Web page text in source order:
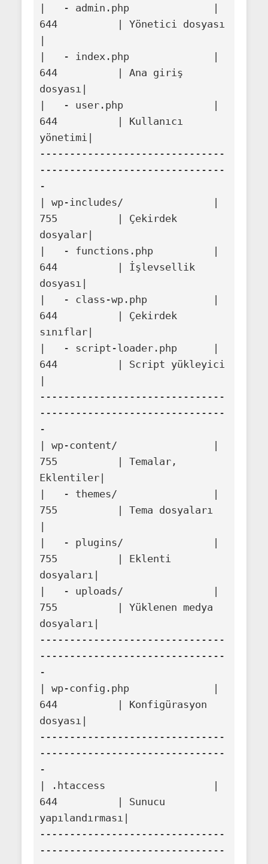
|   - admin.php              |
644          | Yönetici dosyası
|   - index.php              |
644          | Ana giriş
dosyası|
|   - user.php               |
644          | Kullanıcı
yönetimi|
-------------------------------
-------------------------------
-
| wp-includes/               |
755          | Çekirdek
dosyalar|
|   - functions.php          |
644          | İşlevsellik
dosyası|
|   - class-wp.php           |
644          | Çekirdek
sınıflar|
|   - script-loader.php      |
644          | Script yükleyici
-------------------------------
-------------------------------
-
| wp-content/                |
755          | Temalar,
Eklentiler|
|   - themes/                |
755          | Tema dosyaları
|   - plugins/               |
755          | Eklenti
dosyaları|
|   - uploads/               |
755          | Yüklenen medya
dosyaları|
-------------------------------
-------------------------------
-
| wp-config.php              |
644          | Konfigürasyon
dosyası|
-------------------------------
-------------------------------
-
| .htaccess                  |
644          | Sunucu
yapılandırması|
-------------------------------
-------------------------------